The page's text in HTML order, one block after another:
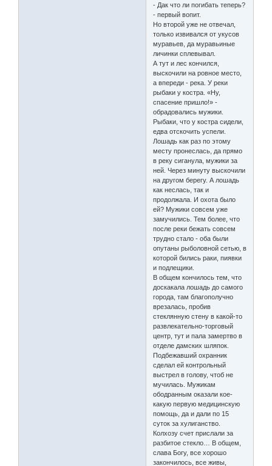
- Дак что ли погибать теперь?
- первый вопит.
Но второй уже не отвечал,
только извивался от укусов
муравьев, да муравьиные
личинки сплевывал.
А тут и лес кончился,
выскочили на ровное место,
а впереди - река. У реки
рыбаки у костра. «Ну,
спасение пришло!» -
обрадовались мужики.
Рыбаки, что у костра сидели,
едва отскочить успели.
Лошадь как раз по этому
месту пронеслась, да прямо
в реку сиганула, мужики за
ней. Через минуту выскочили
на другом берегу. А лошадь
как неслась, так и
продолжала. И охота было
ей? Мужики совсем уже
замучились. Тем более, что
после реки бежать совсем
трудно стало - оба были
опутаны рыболовной сетью, в
которой бились раки, пиявки
и подлещики.
В общем кончилось тем, что
доскакала лошадь до самого
города, там благополучно
врезалась, пробив
стеклянную стену в какой-то
развлекательно-торговый
центр, тут и пала замертво в
отделе дамских шляпок.
Подбежавший охранник
сделал ей контрольный
выстрел в голову, чтоб не
мучилась. Мужикам
ободранным оказали кое-
какую первую медицинскую
помощь, да и дали по 15
суток за хулиганство.
Колхозу счет прислали за
разбитое стекло… В общем,
слава Богу, все хорошо
закончилось, все живы,